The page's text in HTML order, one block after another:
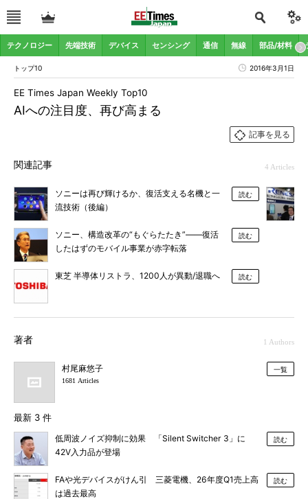
テクノロジー 先端技術 デバイス センシング 通信 無線 部品/材料
トップ10 2016年3月1日
AIへの注目度、再び高まる
EE Times Japan Weekly Top10
記事を見る
関連記事 4 Articles
ソニーは再び輝けるか、復活支える名機と一
流技術（後編）
読む
ソニー、構造改革の“もぐらたたき”――復活
したはずのモバイル事業が赤字転落
読む
東芝 半導体リストラ、1200人が異動/退職へ 読む
著者 1 Authors
村尾麻悠子
1681 Articles
一覧
最新 3 件
低周波ノイズ抑制に効果 「Silent Switcher 3」に
42V入力品が登場
読む
FAや光デバイスがけん引 三菱電機、26年度Q1売上高
は過去最高
読む